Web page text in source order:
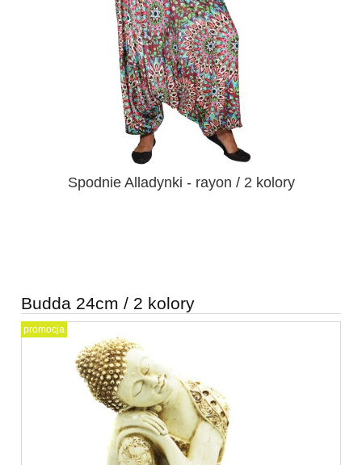
Spodnie Alladynki - rayon / 2 kolory
Budda 24cm / 2 kolory
promocja